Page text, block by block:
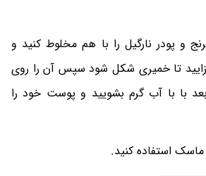
و پودر نارگیل را با هم مخلوط کنید و
تا خمیری شکل شود سپس آن را روی
با با آب گرم بشویید و پوست خود را
استفاده کنید.